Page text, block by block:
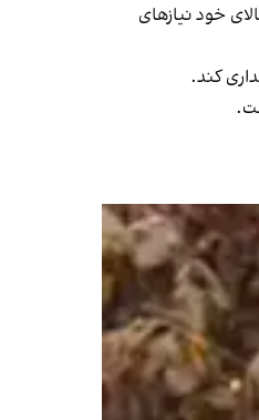
درآمدهای بالای خود نیازهای